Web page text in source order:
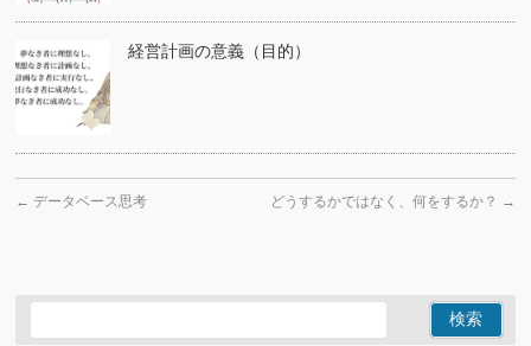
経営計画の意義（目的）
← データベース思考 どうするかではなく、何をするか？ →